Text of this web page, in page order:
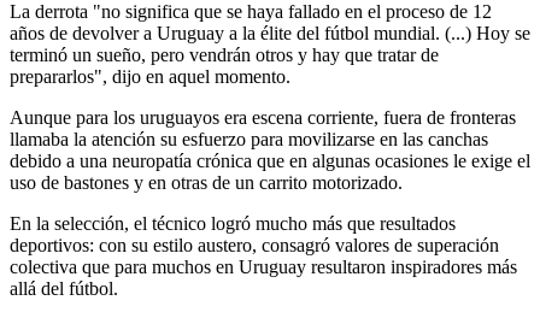
La derrota "no significa que se haya fallado en el proceso de 12
años de devolver a Uruguay a la élite del fútbol mundial. (...) Hoy se
terminó un sueño, pero vendrán otros y hay que tratar de
prepararlos", dijo en aquel momento.
Aunque para los uruguayos era escena corriente, fuera de fronteras
llamaba la atención su esfuerzo para movilizarse en las canchas
debido a una neuropatía crónica que en algunas ocasiones le exige el
uso de bastones y en otras de un carrito motorizado.
En la selección, el técnico logró mucho más que resultados
deportivos: con su estilo austero, consagró valores de superación
colectiva que para muchos en Uruguay resultaron inspiradores más
allá del fútbol.